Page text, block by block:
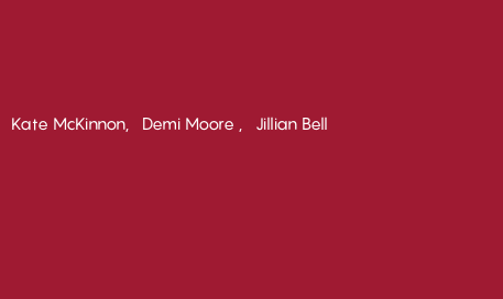
Kate McKinnon Demi Moore Jillian Bell